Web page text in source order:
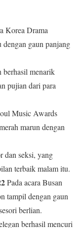
Korea Drama
gaun panjang
berhasil menarik
pujian dari para
Music Awards
marun dengan
dan seksi, yang
terbaik malam itu.
Pada acara Busan
tampil dengan gaun
berlian.
berhasil mencuri